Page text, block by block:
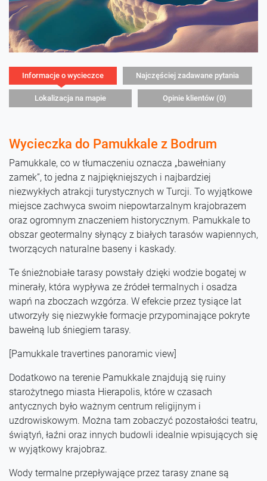
Informacje o wycieczce Najczęściej zadawane pytania
Lokalizacja na mapie Opinie klientów (0)
Wycieczka do Pamukkale z Bodrum
Pamukkale, co w tłumaczeniu oznacza „bawełniany
zamek”, to jedna z najpiękniejszych i najbardziej
niezwykłych atrakcji turystycznych w Turcji. To wyjątkowe
miejsce zachwyca swoim niepowtarzalnym krajobrazem
oraz ogromnym znaczeniem historycznym. Pamukkale to
obszar geotermalny słynący z białych tarasów wapiennych,
tworzących naturalne baseny i kaskady.
Te śnieżnobiałe tarasy powstały dzięki wodzie bogatej w
minerały, która wypływa ze źródeł termalnych i osadza
wapń na zboczach wzgórza. W efekcie przez tysiące lat
utworzyły się niezwykłe formacje przypominające pokryte
bawełną lub śniegiem tarasy.
[Pamukkale travertines panoramic view]
Dodatkowo na terenie Pamukkale znajdują się ruiny
starożytnego miasta Hierapolis, które w czasach
antycznych było ważnym centrum religijnym i
uzdrowiskowym. Można tam zobaczyć pozostałości teatru,
świątyń, łaźni oraz innych budowli idealnie wpisujących się
w wyjątkowy krajobraz.
Wody termalne przepływające przez tarasy znane są